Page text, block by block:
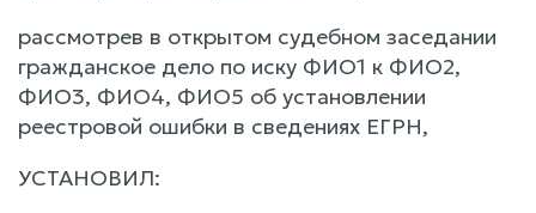
рассмотрев в открытом судебном заседании
гражданское дело по иску ФИО1 к ФИО2,
ФИО3, ФИО4, ФИО5 об установлении
реестровой ошибки в сведениях ЕГРН,
УСТАНОВИЛ: